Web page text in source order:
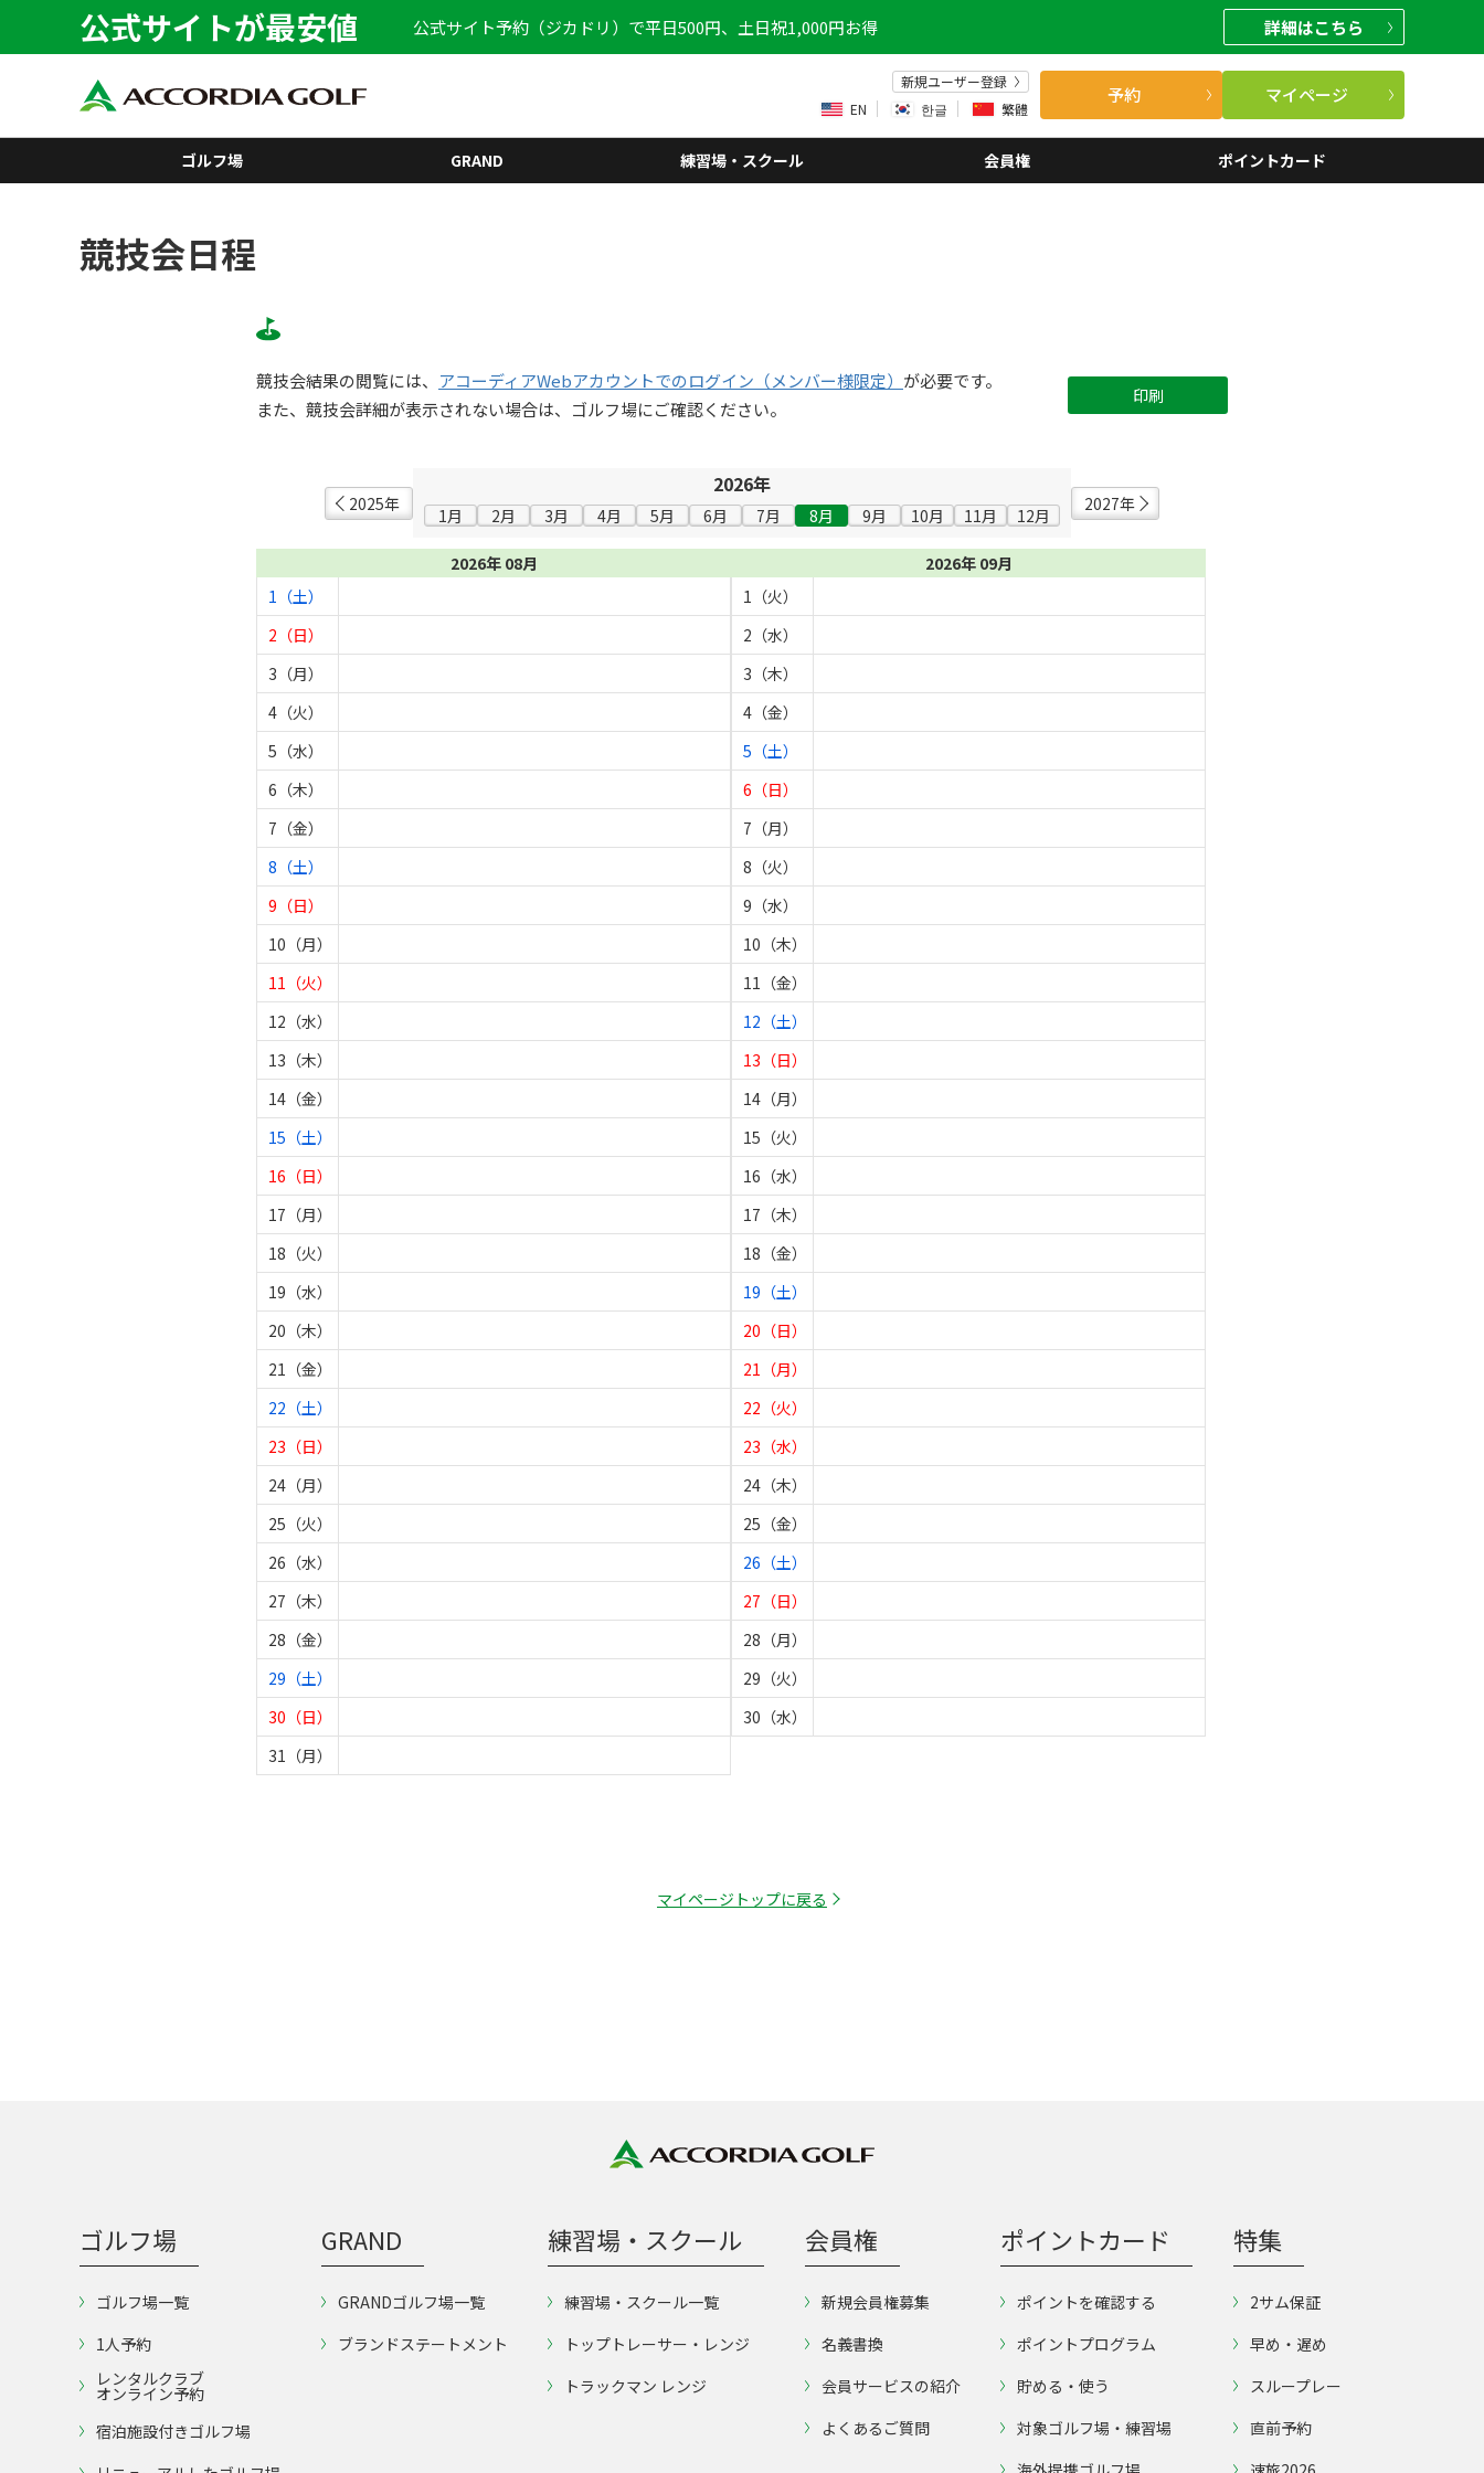
公式サイトが最安値 公式サイト予約（ジカドリ）で平日500円、土日祝1,000円お得 詳細はこちら
新規ユーザー登録
EN
한글 繁體
予約 マイページ
ゴルフ場 GRAND 練習場・スクール 会員権 ポイントカード
競技会日程
競技会結果の閲覧には、 アコーディアWebアカウントでのログイン（メンバー様限定） が必要です。
また、競技会詳細が表示されない場合は、ゴルフ場にご確認ください。
印刷
2025年
2026年
1月 2月 3月 4月 5月 6月 7月 8月 9月 10月 11月 12月
2027年
2026年 08月
1（土）
2（日）
3（月）
4（火）
5（水）
6（木）
7（金）
8（土）
9（日）
10（月）
11（火）
12（水）
13（木）
14（金）
15（土）
16（日）
17（月）
18（火）
19（水）
20（木）
21（金）
22（土）
23（日）
24（月）
25（火）
26（水）
27（木）
28（金）
29（土）
30（日）
31（月）
2026年 09月
1（火）
2（水）
3（木）
4（金）
5（土）
6（日）
7（月）
8（火）
9（水）
10（木）
11（金）
12（土）
13（日）
14（月）
15（火）
16（水）
17（木）
18（金）
19（土）
20（日）
21（月）
22（火）
23（水）
24（木）
25（金）
26（土）
27（日）
28（月）
29（火）
30（水）
マイページトップに戻る
ゴルフ場
ゴルフ場一覧
1人予約
レンタルクラブ
オンライン予約
宿泊施設付きゴルフ場
GRAND
GRANDゴルフ場一覧
ブランドステートメント
練習場・スクール
練習場・スクール一覧
トップトレーサー・レンジ
トラックマン レンジ
会員権
新規会員権募集
名義書換
会員サービスの紹介
よくあるご質問
ポイントカード
ポイントを確認する
ポイントプログラム
貯める・使う
対象ゴルフ場・練習場
特集
2サム保証
早め・遅め
スループレー
直前予約